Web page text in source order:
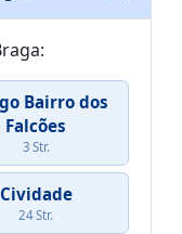
Bairro dos
Falcões
3 Str.
Cividade
24 Str.